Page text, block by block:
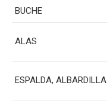
BUCHE
ALAS
ESPALDA, ALBARDILLA